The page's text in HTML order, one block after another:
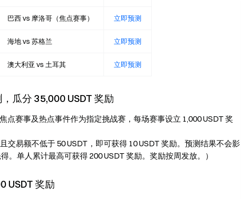
巴西 vs 摩洛哥（焦点赛事） 立即预测
海地 vs 苏格兰 立即预测
澳大利亚 vs 土耳其 立即预测
瓜分 35,000 USDT 奖励
点赛事及热点事件作为指定挑战赛，每场赛事设立 1,000 USDT 奖
交易额不低于 50 USDT，即可获得 10 USDT 奖励。预测结果不会影
。单人累计最高可获得 200 USDT 奖励。奖励按周发放。）
USDT 奖励